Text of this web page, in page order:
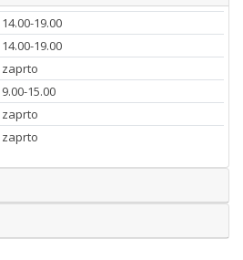
14.00-19.00
14.00-19.00
zaprto
9.00-15.00
zaprto
zaprto